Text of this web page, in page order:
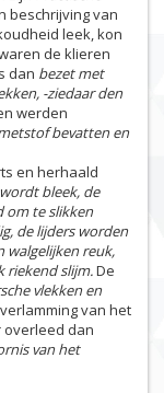
beschrijving van
leek, kon
de klieren
dan bezet met
-ziedaar den
werden
bevatten en
en herhaald
bleek, de
om te slikken
de lijders worden
walgelijken reuk,
riekend slijm.De
vlekken en
van het
overleed dan
van het